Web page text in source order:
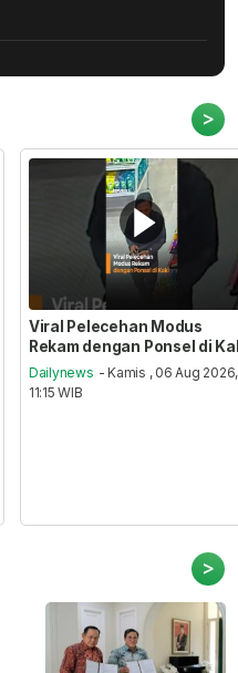
>
Viral Pelecehan Modus
Rekam dengan Ponsel di
Dailynews - Kamis , 06 Aug 2026,
11:15 WIB
>